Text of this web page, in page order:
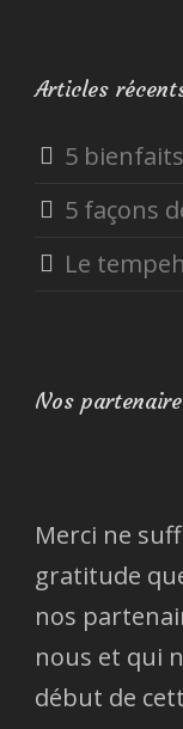
Articles
5
5 façons
Le
Nos
Merci ne
gratitude
nos
nous et qui
début de